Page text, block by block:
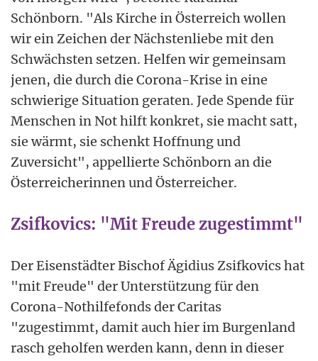
Schönborn. "Als Kirche in Österreich wollen
wir ein Zeichen der Nächstenliebe mit den
Schwächsten setzen. Helfen wir gemeinsam
jenen, die durch die Corona-Krise in eine
schwierige Situation geraten. Jede Spende für
Menschen in Not hilft konkret, sie macht satt,
sie wärmt, sie schenkt Hoffnung und
Zuversicht", appellierte Schönborn an die
Österreicherinnen und Österreicher.
Zsifkovics: "Mit Freude zugestimmt"
Der Eisenstädter Bischof Ägidius Zsifkovics hat
"mit Freude" der Unterstützung für den
Corona-Nothilfefonds der Caritas
"zugestimmt, damit auch hier im Burgenland
rasch geholfen werden kann, denn in dieser